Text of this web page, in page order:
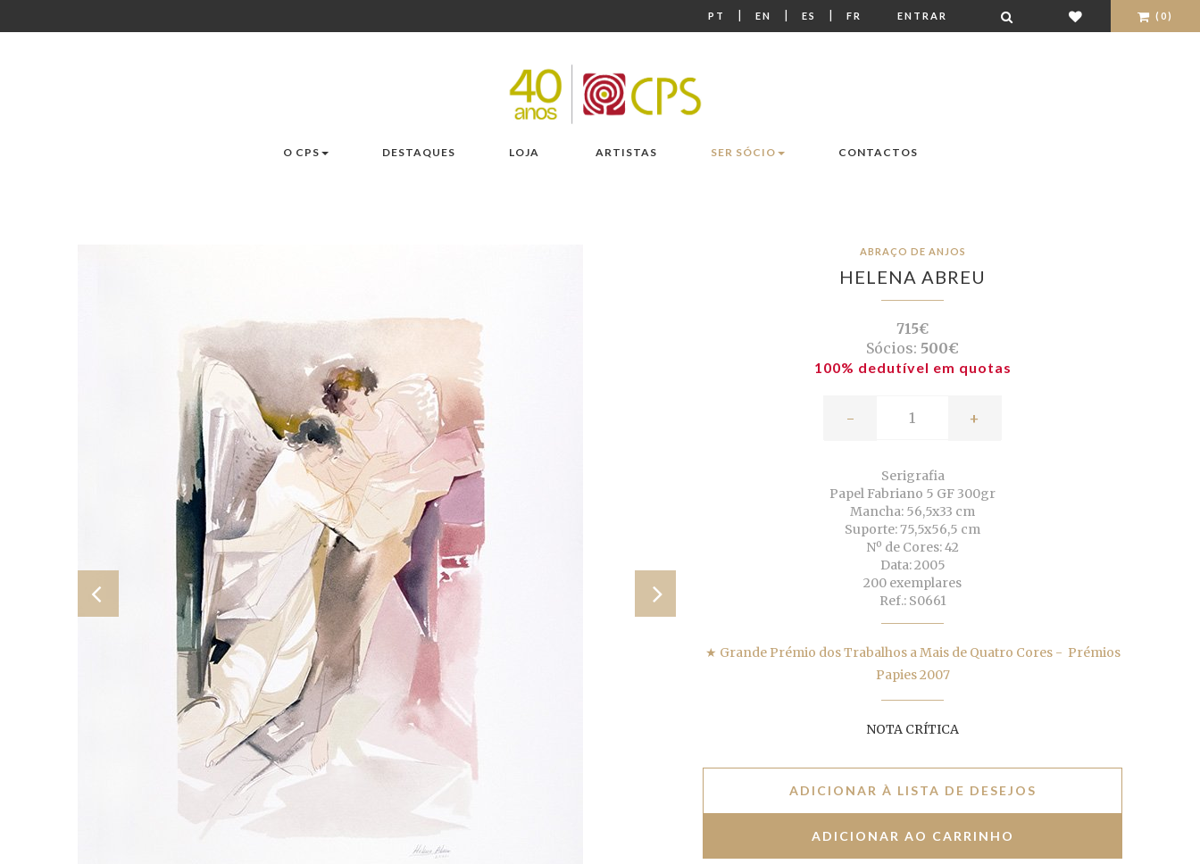
PT | EN | ES | FR ENTRAR (0)
O CPS DESTAQUES LOJA ARTISTAS SER SÓCIO CONTACTOS
ABRAÇO DE ANJOS
HELENA ABREU
715€
Sócios: 500€
100% dedutível em quotas
- +
Serigrafia
Papel Fabriano 5 GF 300gr
Mancha: 56,5x33 cm
Suporte: 75,5x56,5 cm
Nº de Cores: 42
Data: 2005
200 exemplares
Ref.: S0661
★ Grande Prémio dos Trabalhos a Mais de Quatro Cores - Prémios
Papies 2007
NOTA CRÍTICA
ADICIONAR À LISTA DE DESEJOS